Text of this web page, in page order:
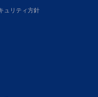
ュリティ方針